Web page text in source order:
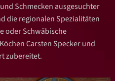
Schmecken ausgesuchter
die regionalen Spezialitäten
oder Schwäbische
Carsten Specker und
zubereitet.